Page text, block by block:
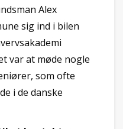
Alex
sig ind i bilen
var at møde nogle
som ofte
i de danske